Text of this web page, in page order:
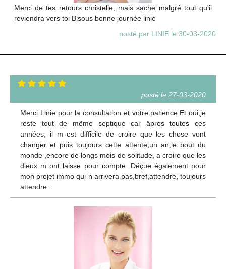
Merci de tes retours christelle, mais sache malgré tout qu'il
reviendra vers toi Bisous bonne journée linie
posté par LINIE le 30-03-2020
posté le 27-03-2020
Merci Linie pour la consultation et votre patience.Et oui,je
reste tout de même septique car âpres toutes ces
années, il m est difficile de croire que les chose vont
changer..et puis toujours cette attente,un an,le bout du
monde ,encore de longs mois de solitude, a croire que les
dieux m ont laisse pour compte. Déçue également pour
mon projet immo qui n arrivera pas,bref,attendre, toujours
attendre...